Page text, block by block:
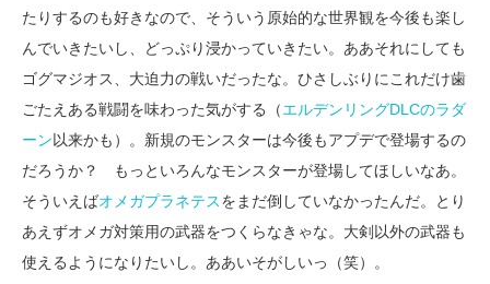
たりするのも好きなので、そういう原始的な世界観を今後も楽し
んでいきたいし、どっぷり浸かっていきたい。ああそれにしても
ゴグマジオス、大迫力の戦いだったな。ひさしぶりにこれだけ歯
ごたえある戦闘を味わった気がする（エルデンリングDLCのラダ
ーン以来かも）。新規のモンスターは今後もアプデで登場するの
だろうか？ もっといろんなモンスターが登場してほしいなあ。
そういえばオメガプラネテスをまだ倒していなかったんだ。とり
あえずオメガ対策用の武器をつくらなきゃな。大剣以外の武器も
使えるようになりたいし。ああいそがしいっ（笑）。